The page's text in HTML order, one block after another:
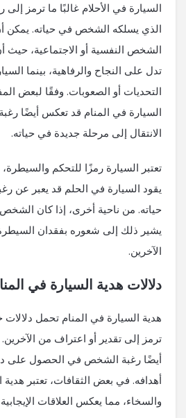
السيارة في الأحلام غالبًا ما ترمز إلى
الذي يسلكه الشخص في حياته. يمكن
الشخص النفسية أو الاجتماعية، حيث
تدل على النجاح والرفاهية، بينما
التحديات أو الصعوبات. وفقًا لبعض
السيارة في المنام قد تعكس أيضًا
الانتقال إلى مرحلة جديدة في حياته.
تعتبر السيارة رمزًا للتحكم
يقود السيارة في الحلم قد يعبر عن
حياته. من ناحية أخرى، إذا كان
يشير ذلك إلى شعوره بفقدان
الآخرين.
دلالات هدية السيارة في
هدية السيارة في المنام تحمل
ترمز إلى تقدير أو اعتراف من
أيضًا رغبة الشخص في الحصول على
أهدافه. في بعض الثقافات، تعتبر هدية
والسخاء، مما يعكس العلاقات الإيجابية